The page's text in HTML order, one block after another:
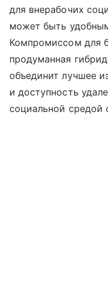
для внерабочих
может быть
Компромиссом для
продуманная
объединит лучшее
и доступность
социальной средой